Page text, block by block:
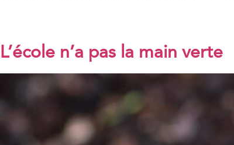
L’école n’a pas la main verte